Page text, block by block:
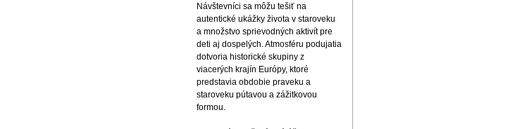
Návštevníci sa môžu tešiť na
autentické ukážky života v staroveku
a množstvo sprievodných aktivít pre
deti aj dospelých. Atmosféru podujatia
dotvoria historické skupiny z
viacerých krajín Európy, ktoré
predstavia obdobie praveku a
staroveku pútavou a zážitkovou
formou.